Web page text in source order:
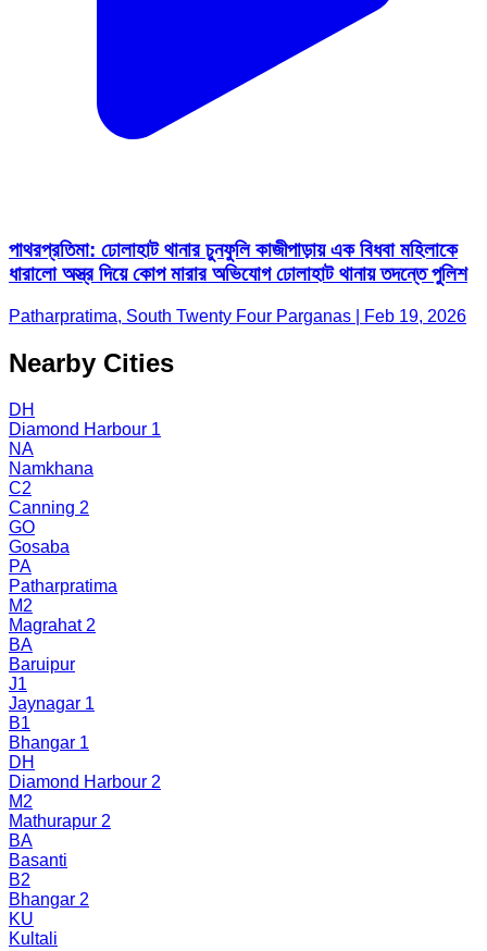
পাথরপ্রতিমা: ঢোলাহাট থানার চুনফুলি কাজীপাড়ায় এক বিধবা মহিলাকে
ধারালো অস্ত্র দিয়ে কোপ মারার অভিযোগ ঢোলাহাট থানায় তদন্তে পুলিশ
Patharpratima, South Twenty Four Parganas | Feb 19, 2026
Nearby Cities
DH
Diamond Harbour 1
NA
Namkhana
C2
Canning 2
GO
Gosaba
PA
Patharpratima
M2
Magrahat 2
BA
Baruipur
J1
Jaynagar 1
B1
Bhangar 1
DH
Diamond Harbour 2
M2
Mathurapur 2
BA
Basanti
B2
Bhangar 2
KU
Kultali